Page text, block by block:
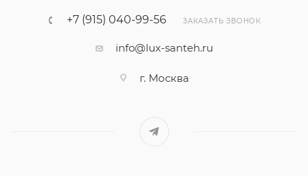
+7 (915) 040-99-56 ЗАКАЗАТЬ ЗВОНОК
info@lux-santeh.ru
г. Москва